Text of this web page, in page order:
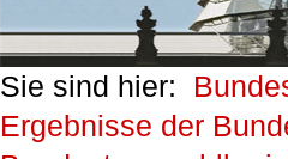
Sie sind hier:
Ergebnisse der